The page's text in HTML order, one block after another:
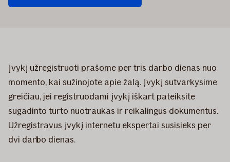
Įvykį užregistruoti prašome per tris darbo dienas nuo
momento, kai sužinojote apie žalą. Įvykį sutvarkysime
greičiau, jei registruodami įvykį iškart pateiksite
sugadinto turto nuotraukas ir reikalingus dokumentus.
Užregistravus įvykį internetu ekspertai susisieks per
dvi darbo dienas.